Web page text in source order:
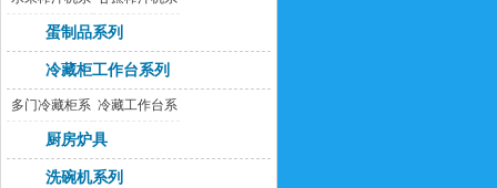
列
蛋制品系列
冷藏柜工作台系列
多门冷藏柜系
列
冷藏工作台系
厨房炉具
洗碗机系列